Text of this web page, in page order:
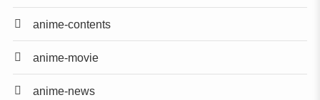
anime-contents
anime-movie
anime-news